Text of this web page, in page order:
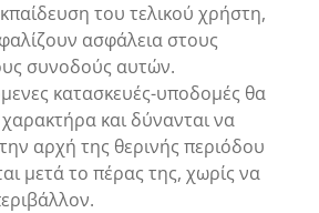
του τελικού χρήστη,
ασφάλεια στους
συνοδούς αυτών.
κατασκευές-υποδομές θα
και δύνανται να
αρχή της θερινής περιόδου
μετά το πέρας της, χωρίς να